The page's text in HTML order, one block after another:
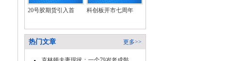
20号胶期货引入首 科创板开市七周年
热门文章 更多>>